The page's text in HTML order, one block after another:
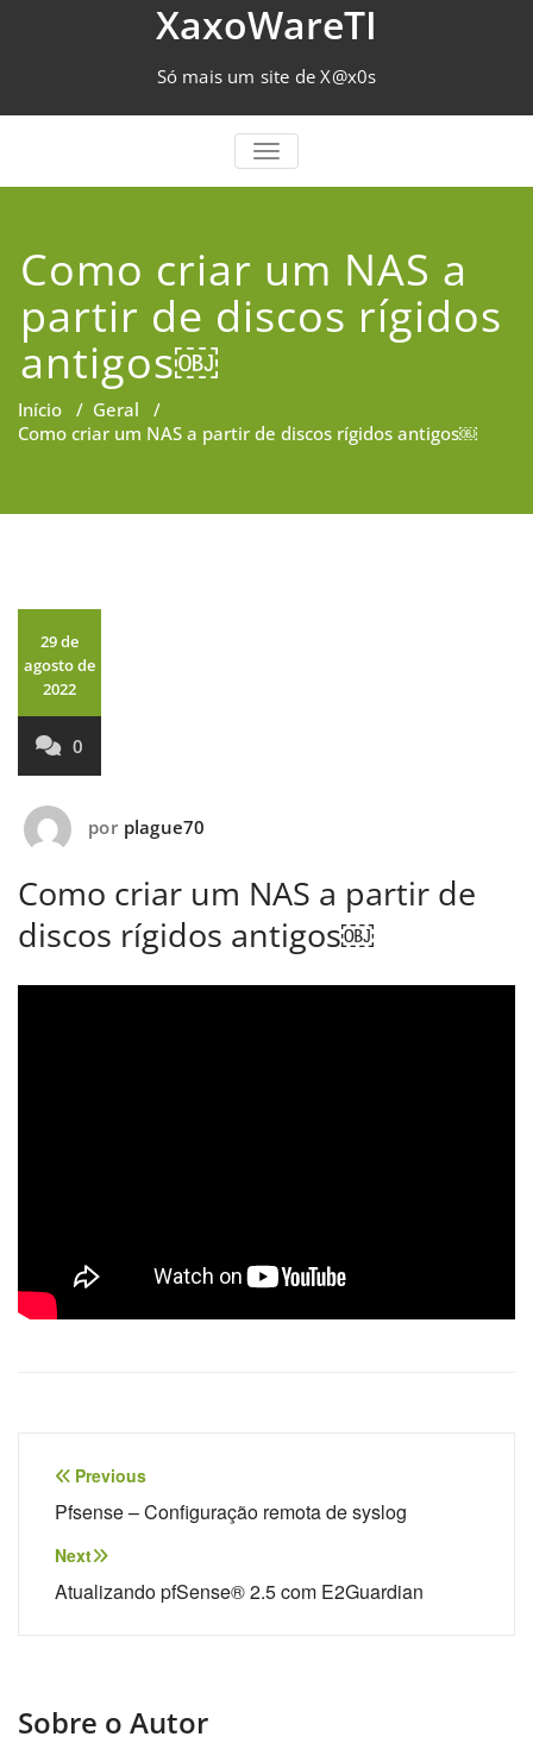
XaxoWareTI
Só mais um site de X@x0s
TOGGLE NAVIGATION
Como criar um NAS a
partir de discos rígidos
antigos￼
Início / Geral /
Como criar um NAS a partir de discos rígidos antigos￼
29 de
agosto de
2022
0
por plague70
Como criar um NAS a partir de
discos rígidos antigos￼
Navegação
de
Post
Previous
Pfsense – Configuração remota de syslog
Next
Atualizando pfSense® 2.5 com E2Guardian
Sobre o Autor